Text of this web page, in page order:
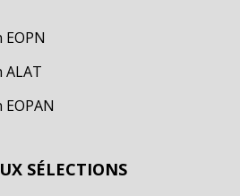
ALAT
SÉLECTIONS